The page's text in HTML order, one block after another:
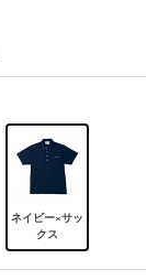
ネイビー×サッ
クス